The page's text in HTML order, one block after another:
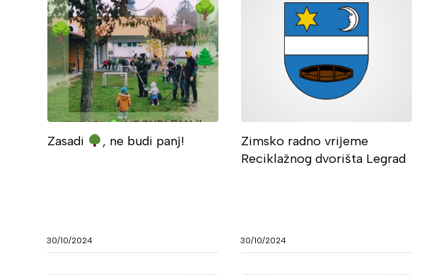
Zasadi , ne budi panj!
30/10/2024
Zimsko radno vrijeme
Reciklažnog dvorišta Legrad
30/10/2024